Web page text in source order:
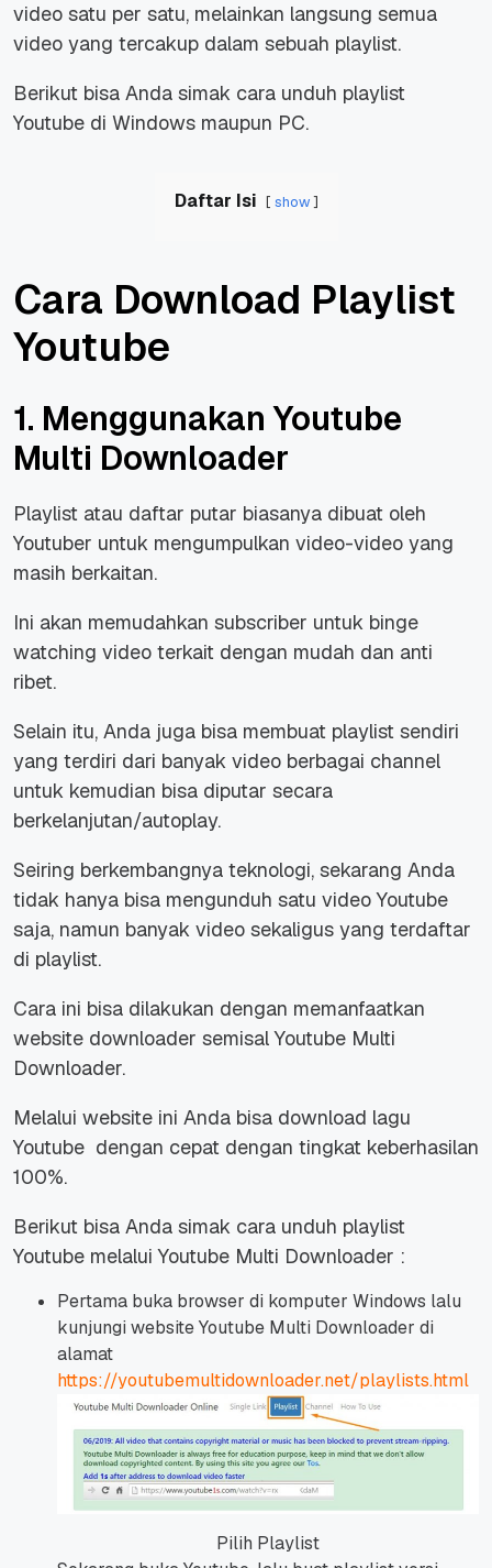
video satu per satu, melainkan langsung semua
video yang tercakup dalam sebuah playlist.
Berikut bisa Anda simak cara unduh playlist
Youtube di Windows maupun PC.
Daftar Isi show
Cara Download Playlist
Youtube
1. Menggunakan Youtube
Multi Downloader
Playlist atau daftar putar biasanya dibuat oleh
Youtuber untuk mengumpulkan video-video yang
masih berkaitan.
Ini akan memudahkan subscriber untuk binge
watching video terkait dengan mudah dan anti
ribet.
Selain itu, Anda juga bisa membuat playlist sendiri
yang terdiri dari banyak video berbagai channel
untuk kemudian bisa diputar secara
berkelanjutan/autoplay.
Seiring berkembangnya teknologi, sekarang Anda
tidak hanya bisa mengunduh satu video Youtube
saja, namun banyak video sekaligus yang terdaftar
di playlist.
Cara ini bisa dilakukan dengan memanfaatkan
website downloader semisal Youtube Multi
Downloader.
Melalui website ini Anda bisa download lagu
Youtube dengan cepat dengan tingkat keberhasilan
100%.
Berikut bisa Anda simak cara unduh playlist
Youtube melalui Youtube Multi Downloader :
Pertama buka browser di komputer Windows lalu
kunjungi website Youtube Multi Downloader di
alamat
https://youtubemultidownloader.net/playlists.html
Pilih Playlist